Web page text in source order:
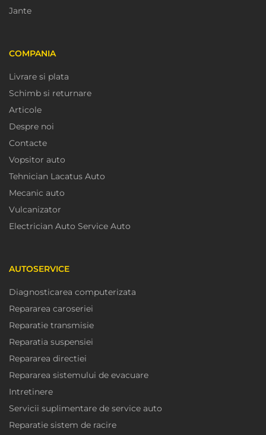
Jante
COMPANIA
Livrare si plata
Schimb si returnare
Articole
Despre noi
Contacte
Vopsitor auto
Tehnician Lacatus Auto
Mecanic auto
Vulcanizator
Electrician Auto Service Auto
AUTOSERVICE
Diagnosticarea computerizata
Repararea caroseriei
Reparatie transmisie
Reparatia suspensiei
Repararea directiei
Repararea sistemului de evacuare
Intretinere
Servicii suplimentare de service auto
Reparatie sistem de racire